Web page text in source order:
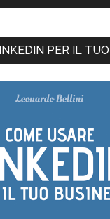
PER IL